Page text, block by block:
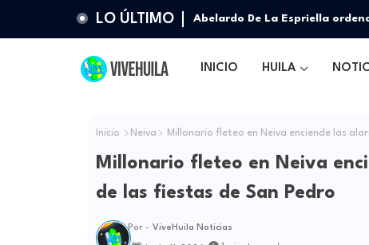
LO ÚLTIMO Abelardo De La Espriella
INICIO HUILA
Inicio Neiva Millonario fleteo en Neiva enciende las
Millonario fleteo en Neiva
de las fiestas de San Pedro
Por - ViveHuila Noticias